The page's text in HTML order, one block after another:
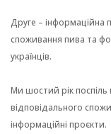
Друге – інформаційна
споживання пива та
українців.
Ми шостий рік поспіль
відповідального
інформаційні проєкти.